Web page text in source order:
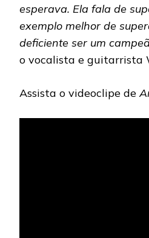
esperava. Ela fala de
exemplo melhor de
deficiente ser um
o vocalista e guitarrista
Assista o videoclipe de